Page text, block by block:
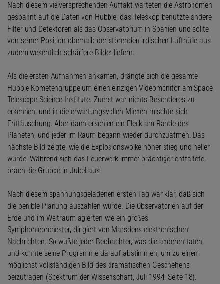
Nach diesem vielversprechenden Auftakt warteten die Astronomen
gespannt auf die Daten von Hubble; das Teleskop benutzte andere
Filter und Detektoren als das Observatorium in Spanien und sollte
von seiner Position oberhalb der störenden irdischen Lufthülle aus
zudem wesentlich schärfere Bilder liefern.
Als die ersten Aufnahmen ankamen, drängte sich die gesamte
Hubble-Kometengruppe um einen einzigen Videomonitor am Space
Telescope Science Institute. Zuerst war nichts Besonderes zu
erkennen, und in die erwartungsvollen Mienen mischte sich
Enttäuschung. Aber dann erschien ein Fleck am Rande des
Planeten, und jeder im Raum begann wieder durchzuatmen. Das
nächste Bild zeigte, wie die Explosionswolke höher stieg und heller
wurde. Während sich das Feuerwerk immer prächtiger entfaltete,
brach die Gruppe in Jubel aus.
Nach diesem spannungsgeladenen ersten Tag war klar, daß sich
die penible Planung auszahlen würde. Die Observatorien auf der
Erde und im Weltraum agierten wie ein großes
Symphonieorchester, dirigiert von Marsdens elektronischen
Nachrichten. So wußte jeder Beobachter, was die anderen taten,
und konnte seine Programme darauf abstimmen, um zu einem
möglichst vollständigen Bild des dramatischen Geschehens
beizutragen (Spektrum der Wissenschaft, Juli 1994, Seite 18).